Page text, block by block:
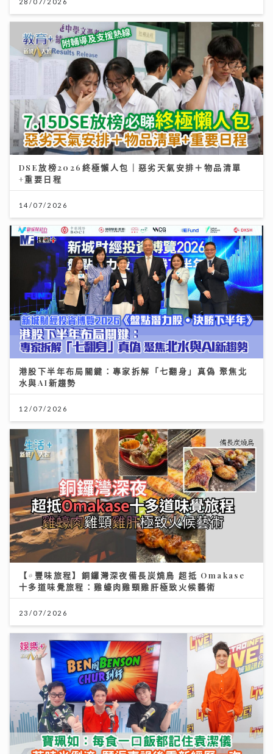
DSE放榜2026終極懶人包｜惡劣天氣安排＋物品清單
+重要日程
14/07/2026
港股下半年布局關鍵：專家拆解「七翻身」真偽 聚焦北
水與AI新趨勢
12/07/2026
【#豐味旅程】銅鑼灣深夜備長炭燒鳥 超抵 Omakase
十多道味覺旅程：雞蠔肉雞頸雞肝極致火候藝術
23/07/2026